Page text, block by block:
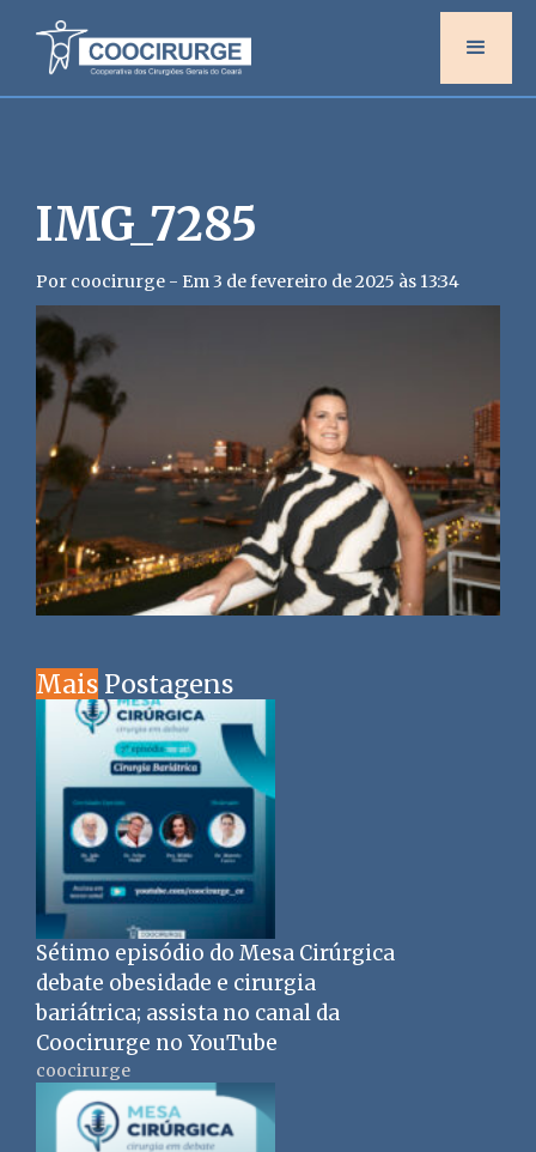
IMG_7285
Por coocirurge - Em 3 de fevereiro de 2025 às 13:34
Mais Postagens
Sétimo episódio do Mesa Cirúrgica
debate obesidade e cirurgia
bariátrica; assista no canal da
Coocirurge no YouTube
coocirurge